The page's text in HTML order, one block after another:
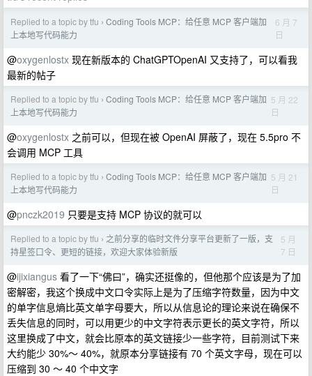
Replied to a topic by tfu › Coding Tools MCP：给任意 MCP 客户端加
上本地写代码能力
6 月 7
日
@oxygenlostx 现在新版本的 ChatGPTOpenAI 又支持了，可以看我
最新的帖子
Replied to a topic by tfu › Coding Tools MCP：给任意 MCP 客户端加
上本地写代码能力
5 月 22
日
@oxygenlostx 之前可以，但现在被 OpenAI 屏蔽了，现在 5.5pro 不
会调用 MCP 工具
Replied to a topic by tfu › Coding Tools MCP：给任意 MCP 客户端加
上本地写代码能力
5 月 21
日
@pnczk2019 只要是支持 MCP 协议的就可以
Replied to a topic by tfu › 之前分享的临时文件分享平台更新了一版，支
持星签口令、更短的链接，欢迎大家体验新版
5 月
7 日
@ijixiangus 看了一下“佛曰”，确实还挺像的，但他那个应该是为了加
密解密，我这个换成中文口令实际上是为了压缩字符数量，因为中文
的单字信息熵比英文单字母要大，所以从信息论的理论来说在确保不
丢失信息的同时，可以用更少的中文字符表示更长的英文字符，所以
这里换成了中文，就会比原本的英文链接少一些字符，目前测试下来
大约能少 30%～ 40%，就原本分享链接有 70 个英文字母，现在可以
压缩到 30 ～ 40 个中文字